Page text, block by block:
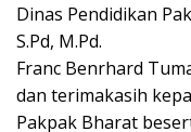
Dinas Pendidikan
S.Pd, M.Pd.
Franc Benrhard
dan terimakasih
Pakpak Bharat